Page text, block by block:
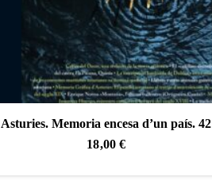
Asturies. Memoria encesa d’un país. 42
18,00€